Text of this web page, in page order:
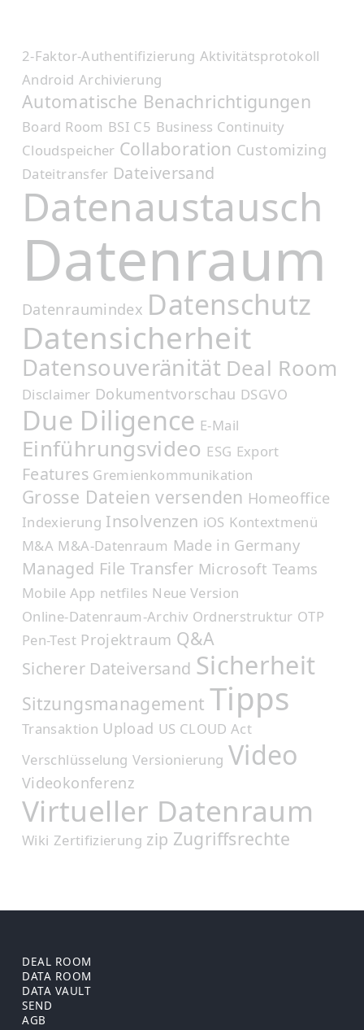
2-Faktor-Authentifizierung Aktivitätsprotokoll
Android Archivierung
Automatische Benachrichtigungen
Board Room BSI C5 Business Continuity
Cloudspeicher Collaboration Customizing
Dateitransfer Dateiversand
Datenaustausch
Datenraum
Datenraumindex Datenschutz
Datensicherheit
Datensouveränität Deal Room
Disclaimer Dokumentvorschau DSGVO
Due Diligence E-Mail
Einführungsvideo ESG Export
Features Gremienkommunikation
Grosse Dateien versenden Homeoffice
Indexierung Insolvenzen iOS Kontextmenü
M&A M&A-Datenraum Made in Germany
Managed File Transfer Microsoft Teams
Mobile App netfiles Neue Version
Online-Datenraum-Archiv Ordnerstruktur OTP
Pen-Test Projektraum Q&A
Sicherer Dateiversand Sicherheit
Sitzungsmanagement Tipps
Transaktion Upload US CLOUD Act
Verschlüsselung Versionierung Video
Videokonferenz
Virtueller Datenraum
Wiki Zertifizierung zip Zugriffsrechte
DEAL ROOM
DATA ROOM
DATA VAULT
SEND
AGB